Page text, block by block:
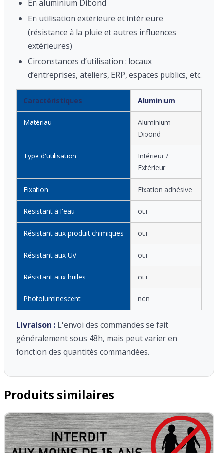
En aluminium Dibond
En utilisation extérieure et intérieure
(résistance à la pluie et autres influences
extérieures)
Circonstances d’utilisation : locaux
d’entreprises, ateliers, ERP, espaces publics, etc.
Caractéristiques Aluminium
Matériau
Aluminium
Dibond
Type d'utilisation
Intérieur /
Extérieur
Fixation Fixation adhésive
Résistant à l'eau oui
Résistant aux produit chimiques oui
Résistant aux UV oui
Résistant aux huiles oui
Photoluminescent non
Livraison : L'envoi des commandes se fait
généralement sous 48h, mais peut varier en
fonction des quantités commandées.
Produits similaires